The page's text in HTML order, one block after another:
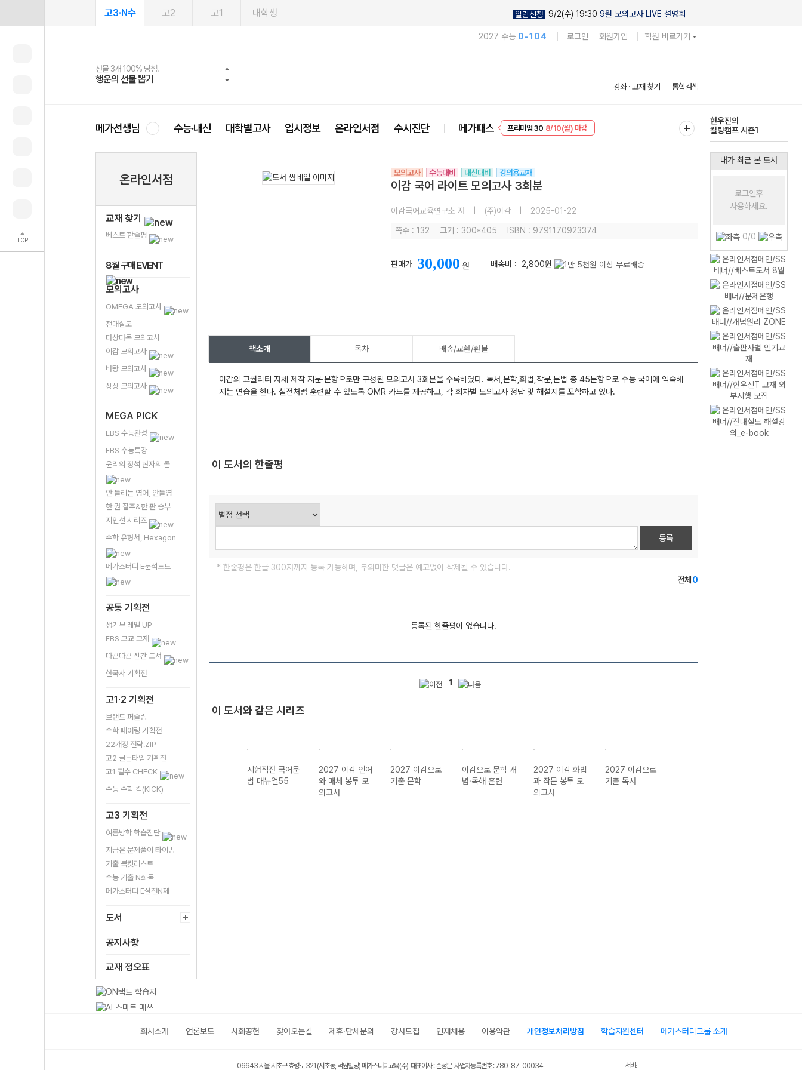
TOP
고3·N수 고2 고1 대학생 알람신청 9/2(수) 19:30 9월 모의고사 LIVE 설명회
2027 수능 D-104 로그인 회원가입 학원 바로가기
선물 3개 100% 당첨!
행운의 선물 뽑기
선물 100% 증정!
메가스터디 X 올리브
여름방학 스터디 캐시백
메가런 썸머스쿨
2027 러셀 단과
강사 공개선발
스마트러닝앱
설문 EVENT
메가패스
3일 무료 체험권
메가패스 수강생 무료혜택!
메가클럽 멤버십
사회공헌 캠페인
희망이룸 메가나눔
강좌 · 교재 찾기 통합검색
메가선생님 수능·내신 대학별고사 입시정보 온라인서점 수시진단 메가패스
프리미엄 30 8/10(월) 마감
다채로운 난도
실전 모의고사
온라인서점
교재 찾기
베스트 한줄평
8월 구매 EVENT
모의고사
OMEGA 모의고사
전대실모
다상다독 모의고사
이감 모의고사
바탕 모의고사
상상 모의고사
MEGA PICK
EBS 수능완성
EBS 수능특강
윤리의 정석 현자의 돌
안 틀리는 영어, 안틀영
한 권 질주&한 판 승부
지인선 시리즈
수학 유형서, Hexagon
메가스터디 E분석노트
공통 기획전
생기부 레벨 UP
EBS 고교 교재
따끈따끈 신간 도서
한국사 기획전
고1·2 기획전
브랜드 퍼즐링
수학 페어링 기획전
22개정 전략.ZIP
고2 골든타임 기획전
고1 필수 CHECK
수능 수학 킥(KICK)
고3 기획전
여름방학 학습진단
지금은 문제풀이 타이밍
기출 북킷리스트
수능 기출 N회독
메가스터디 E실전N제
도서
공지사항
교재 정오표
모의고사 수능대비 내신대비 강의용교재
이감 국어 라이트 모의고사 3회분
이감국어교육연구소 저 (주)이감 2025-01-22
쪽수 : 132 크기 : 300*405 ISBN : 9791170923374
판매가 30,000 원 배송비 : 2,800원
책소개 목차 배송/교환/환불
이감의 고퀄리티 자체 제작 지문·문항으로만 구성된 모의고사 3회분을 수록하였다. 독서,문학,화법,작문,문법 총 45문항으로 수능 국어에 익숙해
지는 연습을 한다. 실전처럼 훈련할 수 있도록 OMR 카드를 제공하고, 각 회차별 모의고사 정답 및 해설지를 포함하고 있다.
이 도서의 한줄평
등록
* 한줄평은 한글 300자까지 등록 가능하며, 무의미한 댓글은 예고없이 삭제될 수 있습니다.
전체 0
등록된 한줄평이 없습니다.
1
이 도서와 같은 시리즈
이감으로 독서 훈
해편
련(실력)-실전 독
시험직전 국어문
법 매뉴얼55
2027 이감 언어
와 매체 봉투 모
의고사
2027 이감으로
기출 문학
이감으로 문학 개
념·독해 훈련
2027 이감 화법
과 작문 봉투 모
의고사
2027 이감으로
기출 독서
내가 최근 본 도서
로그인후
사용하세요.
0/0
회사소개 언론보도 사회공헌 찾아오는길 제휴·단체문의 강사모집 인재채용 이용약관 개인정보처리방침 학습지원센터 메가스터디그룹 소개
06643 서울 서초구 효령로 321 (서초동, 덕원빌딩) 메가스터디교육(주) 대표이사 : 손성은 사업자등록번호 : 780-87-00034 서비스 가입사실 확인